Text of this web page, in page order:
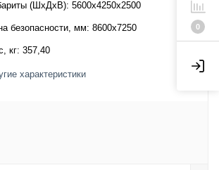
0
(ШхДхВ): 5600х4250х2500
безопасности, мм: 8600х7250
кг: 357,40
характеристики